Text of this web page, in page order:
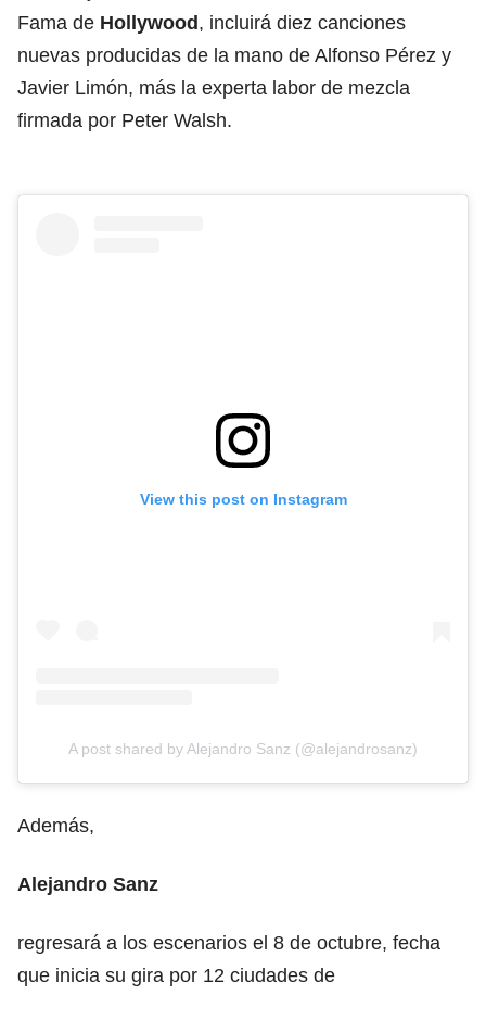
Fama de Hollywood, incluirá diez canciones
nuevas producidas de la mano de Alfonso Pérez y
Javier Limón, más la experta labor de mezcla
firmada por Peter Walsh.
View this post on Instagram
A post shared by Alejandro Sanz (@alejandrosanz)
Además,
Alejandro Sanz
regresará a los escenarios el 8 de octubre, fecha
que inicia su gira por 12 ciudades de